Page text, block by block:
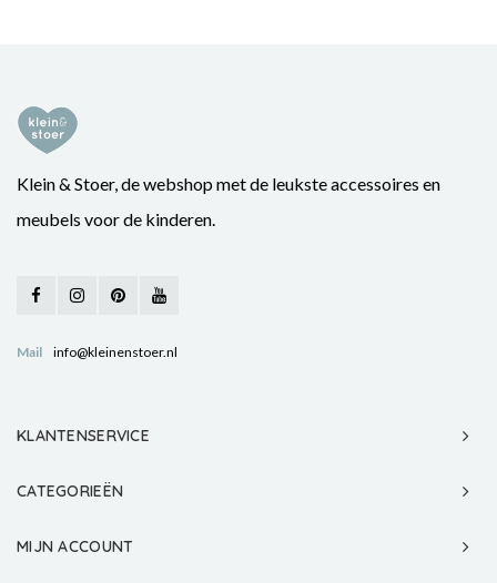
Klein & Stoer, de webshop met de leukste accessoires en
meubels voor de kinderen.
Mail info@kleinenstoer.nl
KLANTENSERVICE
CATEGORIEËN
MIJN ACCOUNT